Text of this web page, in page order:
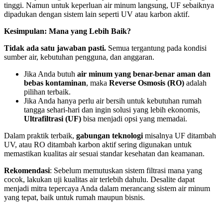
tinggi. Namun untuk keperluan air minum langsung, UF sebaiknya
dipadukan dengan sistem lain seperti UV atau karbon aktif.
Kesimpulan: Mana yang Lebih Baik?
Tidak ada satu jawaban pasti. Semua tergantung pada kondisi
sumber air, kebutuhan pengguna, dan anggaran.
Jika Anda butuh air minum yang benar-benar aman dan
bebas kontaminan, maka Reverse Osmosis (RO) adalah
pilihan terbaik.
Jika Anda hanya perlu air bersih untuk kebutuhan rumah
tangga sehari-hari dan ingin solusi yang lebih ekonomis,
Ultrafiltrasi (UF) bisa menjadi opsi yang memadai.
Dalam praktik terbaik, gabungan teknologi misalnya UF ditambah
UV, atau RO ditambah karbon aktif sering digunakan untuk
memastikan kualitas air sesuai standar kesehatan dan keamanan.
Rekomendasi: Sebelum memutuskan sistem filtrasi mana yang
cocok, lakukan uji kualitas air terlebih dahulu. Desalite dapat
menjadi mitra tepercaya Anda dalam merancang sistem air minum
yang tepat, baik untuk rumah maupun bisnis.